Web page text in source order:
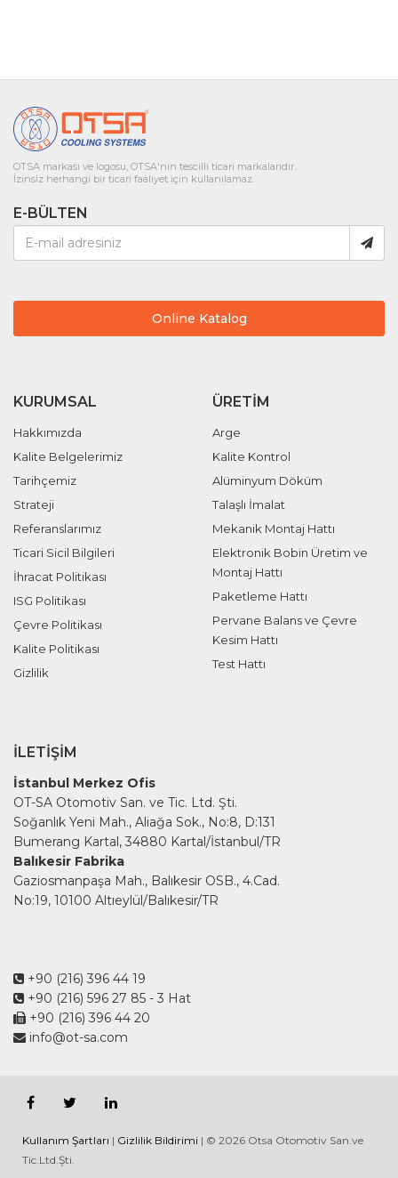
OTSA markası ve logosu, OTSA'nın tescilli ticari markalarıdır..
İzinsiz herhangi bir ticari faaliyet için kullanılamaz.
E-BÜLTEN
Online Katalog
KURUMSAL
Hakkımızda
Kalite Belgelerimiz
Tarihçemiz
Strateji
Referanslarımız
Ticari Sicil Bilgileri
İhracat Politikası
ISG Politikası
Çevre Politikası
Kalite Politikası
Gizlilik
ÜRETIM
Arge
Kalite Kontrol
Alüminyum Döküm
Talaşlı İmalat
Mekanik Montaj Hattı
Elektronik Bobin Üretim ve
Montaj Hattı
Paketleme Hattı
Pervane Balans ve Çevre
Kesim Hattı
Test Hattı
İLETIŞIM
İstanbul Merkez Ofis
OT-SA Otomotiv San. ve Tic. Ltd. Şti.
Soğanlık Yeni Mah., Aliağa Sok., No:8, D:131
Bumerang Kartal, 34880 Kartal/İstanbul/TR
Balıkesir Fabrika
Gaziosmanpaşa Mah., Balıkesir OSB., 4.Cad.
No:19, 10100 Altıeylül/Balıkesir/TR
+90 (216) 396 44 19
+90 (216) 596 27 85 - 3 Hat
+90 (216) 396 44 20
info@ot-sa.com
Kullanım Şartları | Gizlilik Bildirimi | © 2026 Otsa Otomotiv San.ve
Tic.Ltd.Şti.